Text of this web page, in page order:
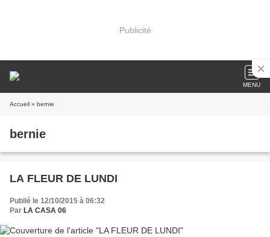
Publicité
MENU
Accueil » bernie
bernie
LA FLEUR DE LUNDI
Publié le 12/10/2015 à 06:32
Par LA CASA 06